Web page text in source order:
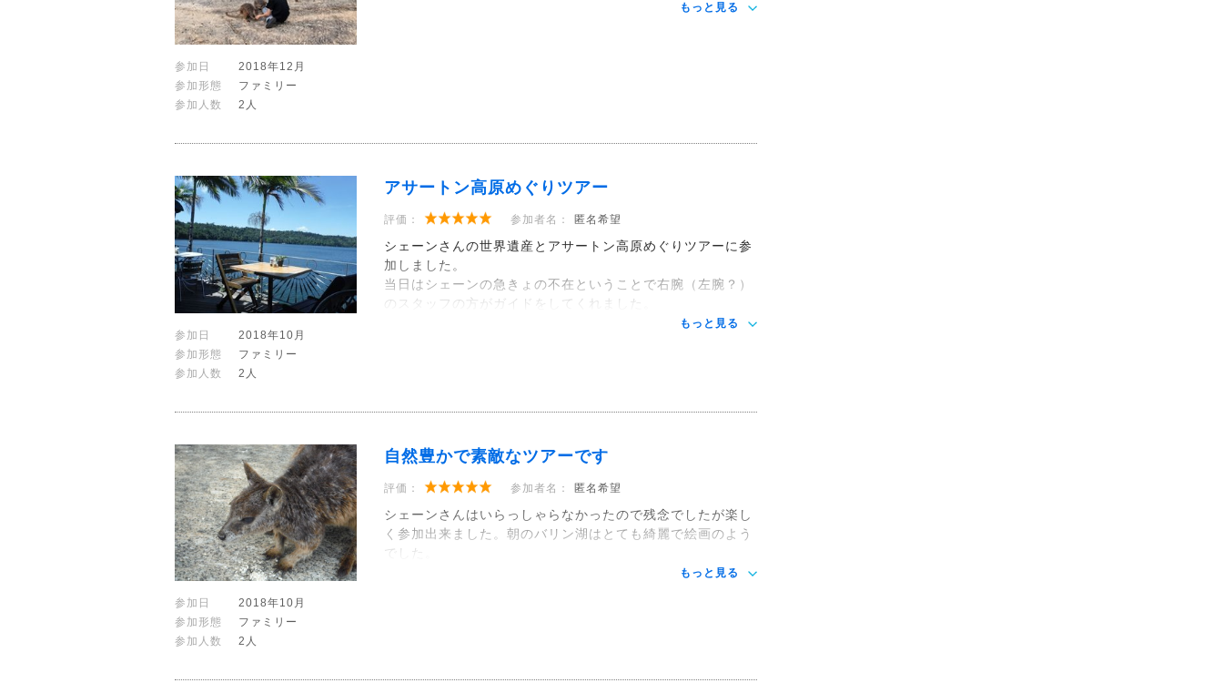
もっと見る
参加日
2018年12月
参加形態
ファミリー
参加人数
2人
アサートン高原めぐりツアー
評価： 参加者名： 匿名希望
シェーンさんの世界遺産とアサートン高原めぐりツアーに参
加しました。
当日はシェーンの急きょの不在ということで右腕（左腕？）
のスタッフの方がガイドをしてくれました。
もっと見る
参加日
2018年10月
参加形態
ファミリー
参加人数
2人
自然豊かで素敵なツアーです
評価： 参加者名： 匿名希望
シェーンさんはいらっしゃらなかったので残念でしたが楽し
く参加出来ました。朝のバリン湖はとても綺麗で絵画のよう
でした。
もっと見る
参加日
2018年10月
参加形態
ファミリー
参加人数
2人